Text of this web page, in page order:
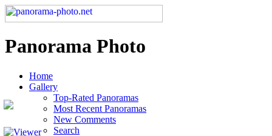
Panorama Photo
Home
Gallery
Top-Rated Panoramas
Most Recent Panoramas
New Comments
Search